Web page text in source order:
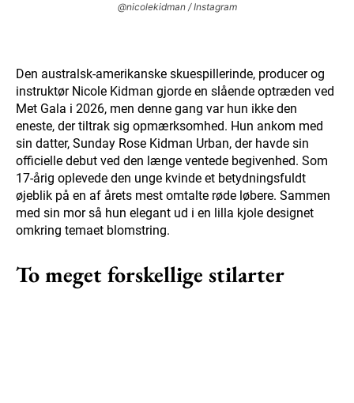
@nicolekidman / Instagram
Den australsk-amerikanske skuespillerinde, producer og
instruktør Nicole Kidman gjorde en slående optræden ved
Met Gala i 2026, men denne gang var hun ikke den
eneste, der tiltrak sig opmærksomhed. Hun ankom med
sin datter, Sunday Rose Kidman Urban, der havde sin
officielle debut ved den længe ventede begivenhed. Som
17-årig oplevede den unge kvinde et betydningsfuldt
øjeblik på en af årets mest omtalte røde løbere. Sammen
med sin mor så hun elegant ud i en lilla kjole designet
omkring temaet blomstring.
To meget forskellige stilarter